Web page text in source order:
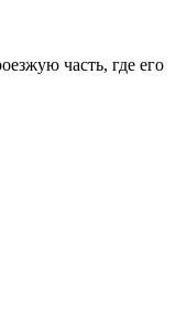
часть, где его